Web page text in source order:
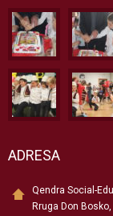
ADRESA
Qendra Social-
Rruga Don Bosko,